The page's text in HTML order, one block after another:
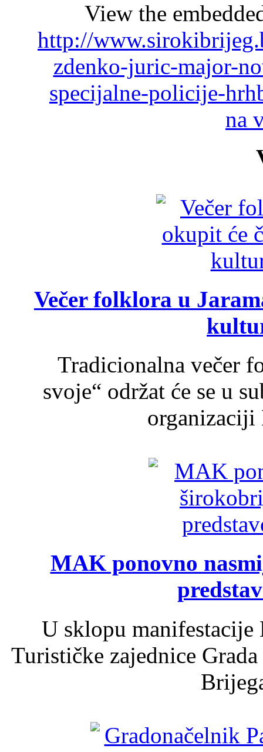
View the
http://
zdenko-juric-major-
specijalne-policije-
na
Večer folklora u
Tradicionalna večer
svoje“ održat će se u
organizaciji
MAK ponovno
U sklopu
Turističke zajednice